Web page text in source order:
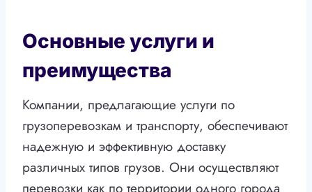
Основные услуги и
преимущества
Компании, предлагающие услуги по
грузоперевозкам и транспорту, обеспечивают
надежную и эффективную доставку
различных типов грузов. Они осуществляют